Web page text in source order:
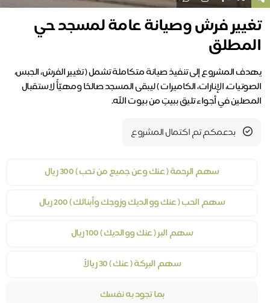
تغيير فرش وصيانة عامة لمسجد حي
المطلق
يهدف المشروع إلى تنفيذ صيانة متكاملة تشمل ( تغيير الفرش، الجبس،
الصوتيات، الإنارات، الكاميرات ) ليبقى المسجد صالحًا ومهيّأً لاستقبال
المصلين في أجواء تليق ببيتٍ من بيوت الله.
بدعمكم تم اكتمال المشروع
سهم الرحمة ( عنك وعن جميع من تحب ) 300 ريال
سهم الحب ( عنك ووالديك وزوجك وأبنائك ) 200 ريال
سهم البر ( عنك ووالديك ) 100 ريال
سهم البركة ( عنك ) 30 ريالاً
بما تجود به نفسك